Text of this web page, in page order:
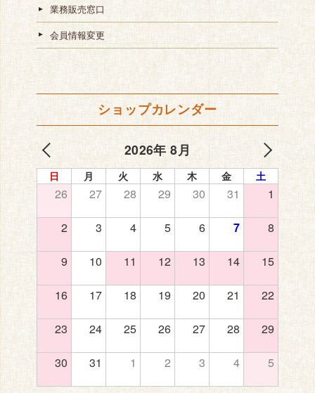
業務販売窓口
会員情報変更
ショップカレンダー
2026年 8月
日 月 火 水 木 金 土
26 27 28 29 30 31 1
2 3 4 5 6 7 8
9 10 11 12 13 14 15
16 17 18 19 20 21 22
23 24 25 26 27 28 29
30 31 1 2 3 4 5